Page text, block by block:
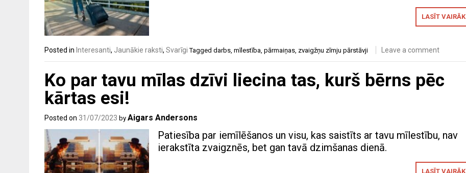
LASĪT VAIRĀK
Posted in Interesanti, Jaunākie raksti, Svarīgi Tagged darbs mīlestība pārmaiņas zvaigžņu zīmju pārstāvji Leave a comment
Ko par tavu mīlas dzīvi liecina tas, kurš bērns pēc
kārtas esi!
Posted on 31/07/2023 by Aigars Andersons
Patiesība par iemīlēšanos un visu, kas saistīts ar tavu mīlestību, nav
ierakstīta zvaigznēs, bet gan tavā dzimšanas dienā.
LASĪT VAIRĀK